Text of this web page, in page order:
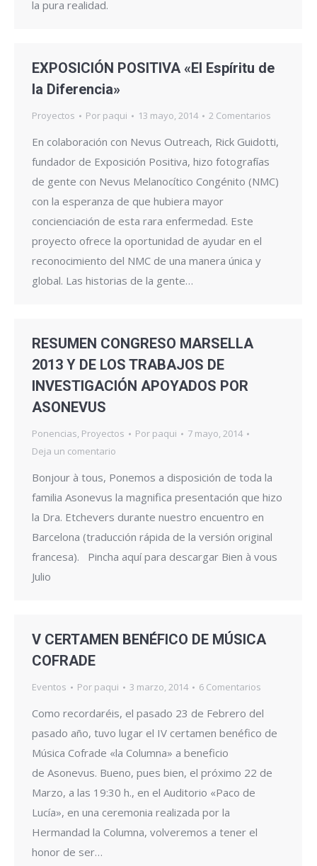
la pura realidad.
EXPOSICIÓN POSITIVA «El Espíritu de
la Diferencia»
Proyectos Por paqui 13 mayo, 2014 2 Comentarios
En colaboración con Nevus Outreach, Rick Guidotti,
fundador de Exposición Positiva, hizo fotografías
de gente con Nevus Melanocítico Congénito (NMC)
con la esperanza de que hubiera mayor
concienciación de esta rara enfermedad. Este
proyecto ofrece la oportunidad de ayudar en el
reconocimiento del NMC de una manera única y
global. Las historias de la gente…
RESUMEN CONGRESO MARSELLA
2013 Y DE LOS TRABAJOS DE
INVESTIGACIÓN APOYADOS POR
ASONEVUS
Ponencias, Proyectos Por paqui
7 mayo, 2014
Deja un comentario
Bonjour à tous, Ponemos a disposición de toda la
familia Asonevus la magnifica presentación que hizo
la Dra. Etchevers durante nuestro encuentro en
Barcelona (traducción rápida de la versión original
francesa). Pincha aquí para descargar Bien à vous
Julio
V CERTAMEN BENÉFICO DE MÚSICA
COFRADE
Eventos Por paqui 3 marzo, 2014 6 Comentarios
Como recordaréis, el pasado 23 de Febrero del
pasado año, tuvo lugar el IV certamen benéfico de
Música Cofrade «la Columna» a beneficio
de Asonevus. Bueno, pues bien, el próximo 22 de
Marzo, a las 19:30 h., en el Auditorio «Paco de
Lucía», en una ceremonia realizada por la
Hermandad la Columna, volveremos a tener el
honor de ser…